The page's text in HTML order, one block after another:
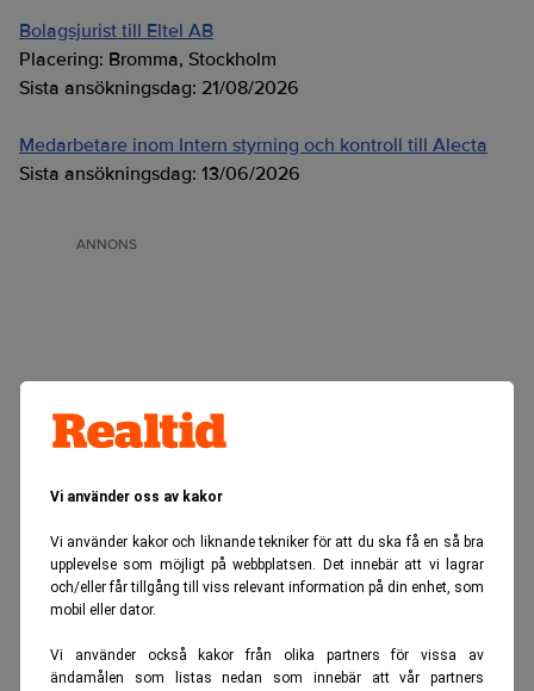
Vi använder oss av kakor
Vi använder kakor och liknande tekniker för att du ska få en så bra
upplevelse som möjligt på webbplatsen. Det innebär att vi lagrar
och/eller får tillgång till viss relevant information på din enhet, som
mobil eller dator.
Vi använder också kakor från olika partners för vissa av
ändamålen som listas nedan som innebär att vår partners
Bolagsjurist till Eltel AB
Placering: Bromma, Stockholm
Sista ansökningsdag: 21/08/2026
Medarbetare inom Intern styrning och kontroll till Alecta
Sista ansökningsdag: 13/06/2026
ANNONS